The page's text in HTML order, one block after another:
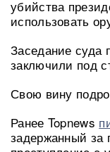
убийства
использовать
Заседание суда
заключили под
Свою вину
Ранее Topnews
задержанный за